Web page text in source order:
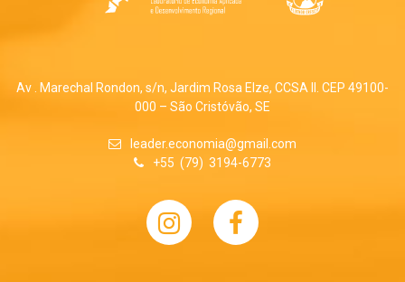
Av . Marechal Rondon, s/n, Jardim Rosa Elze, CCSA II. CEP 49100-
000 – São Cristóvão, SE
leader.economia@gmail.com
+55 (79) 3194-6773